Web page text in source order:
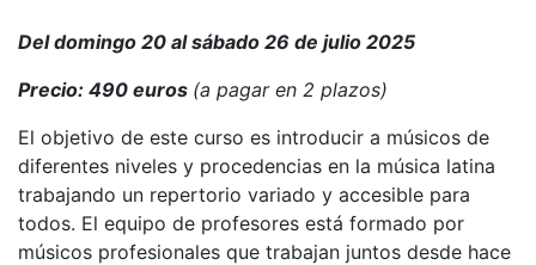
Del domingo 20 al sábado 26 de julio 2025
Precio: 490 euros (a pagar en 2 plazos)
El objetivo de este curso es introducir a músicos de
diferentes niveles y procedencias en la música latina
trabajando un repertorio variado y accesible para
todos. El equipo de profesores está formado por
músicos profesionales que trabajan juntos desde hace